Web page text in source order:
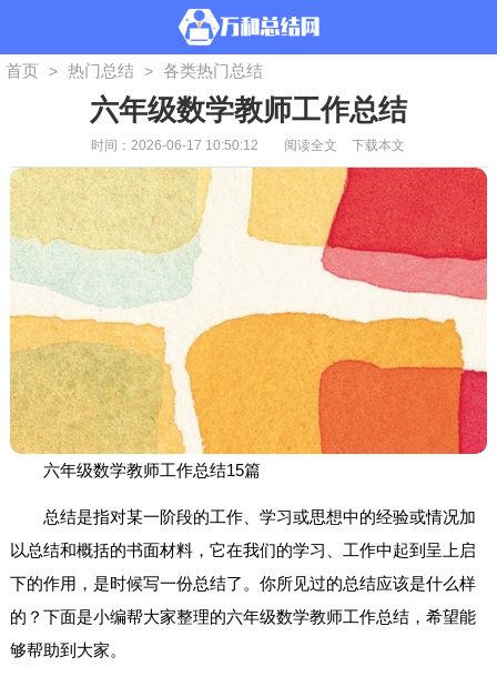
首页 > 热门总结 > 各类热门总结
六年级数学教师工作总结
时间：2026-06-17 10:50:12 阅读全文 下载本文
六年级数学教师工作总结15篇
总结是指对某一阶段的工作、学习或思想中的经验或情况加
以总结和概括的书面材料，它在我们的学习、工作中起到呈上启
下的作用，是时候写一份总结了。你所见过的总结应该是什么样
的？下面是小编帮大家整理的六年级数学教师工作总结，希望能
够帮助到大家。